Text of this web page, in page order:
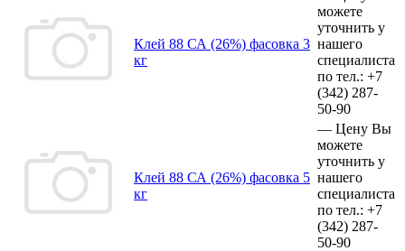
Клей 88 СА (26%) фасовка 3
кг
можете
уточнить у
нашего
специалиста
по тел.: +7
(342) 287-
50-90
Клей 88 СА (26%) фасовка 5
кг
— Цену Вы
можете
уточнить у
нашего
специалиста
по тел.: +7
(342) 287-
50-90